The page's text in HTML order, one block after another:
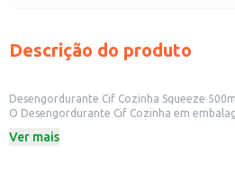
Descrição do produto
Desengordurante Cif Cozinha Squeeze 500ml
O Desengordurante Cif Cozinha em
Este produto é indicado para:
Ver mais